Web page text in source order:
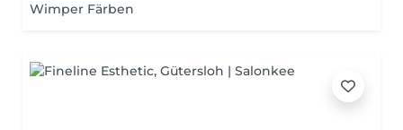
Wimper Färben